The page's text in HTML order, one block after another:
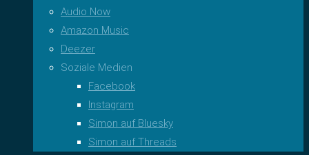
Audio Now
Amazon Music
Deezer
Soziale Medien
Facebook
Instagram
Simon auf Bluesky
Simon auf Threads